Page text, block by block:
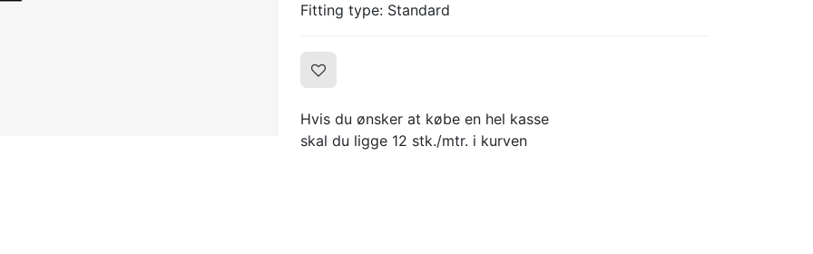
Fitting type: Standard
Hvis du ønsker at købe en hel kasse
skal du ligge 12 stk./mtr. i kurven